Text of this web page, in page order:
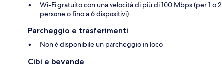
Wi-Fi gratuito con una velocità di più di 100 Mbps (per 1 o 2
persone o fino a 6 dispositivi)
Parcheggio e trasferimenti
Non è disponibile un parcheggio in loco
Cibi e bevande